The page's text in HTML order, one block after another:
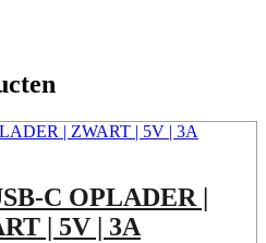
C OPLADER |
| 5V | 3A